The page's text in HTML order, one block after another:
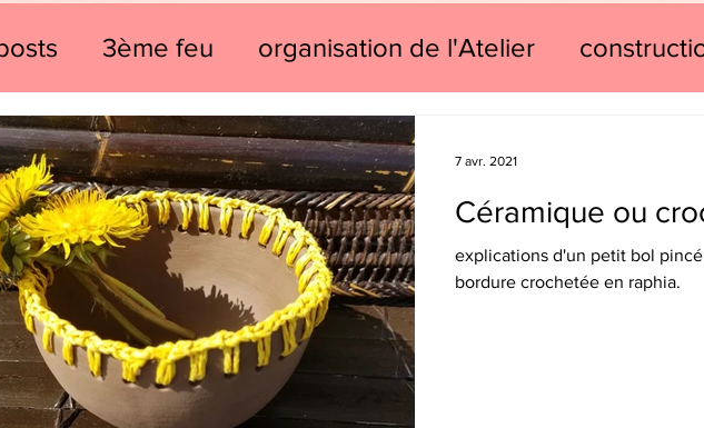
3ème feu organisation de l'Atelier
d'impression moulages
coupes à l'affiche restauration A LA UNE
de la maison peinture sur faïence
Céramique ou
explications d'un petit bol
bordure crochetée en raphia.
7 avr. 2021